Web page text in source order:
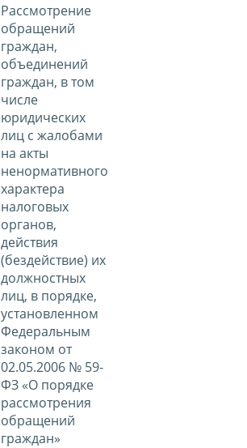
Рассмотрение
обращений
граждан,
объединений
граждан, в том
числе
юридических
лиц с жалобами
на акты
ненормативного
характера
налоговых
органов,
действия
(бездействие) их
должностных
лиц, в порядке,
установленном
Федеральным
законом от
02.05.2006 № 59-
ФЗ «О порядке
рассмотрения
обращений
граждан»